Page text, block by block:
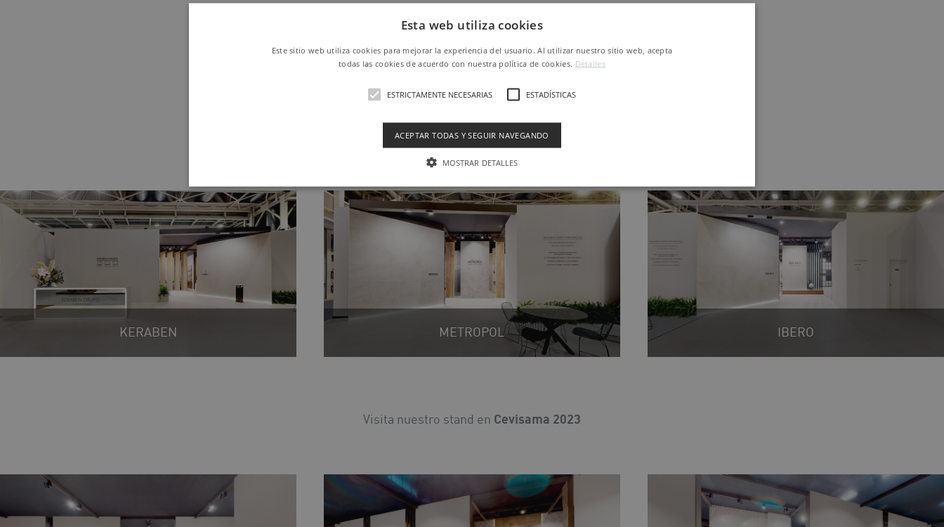
TOURS VIRTUALES 360º
Visita nuestro stand enCersaie 2023
KERABEN METROPOL IBERO
Visita nuestro stand en Cevisama 2023
Esta web utiliza cookies
Este sitio web utiliza cookies para mejorar la experiencia del usuario. Al utilizar nuestro sitio web, acepta
todas las cookies de acuerdo con nuestra política de cookies. Detalles
ESTRICTAMENTE NECESARIAS ESTADÍSTICAS
ACEPTAR TODAS Y SEGUIR NAVEGANDO
MOSTRAR DETALLES